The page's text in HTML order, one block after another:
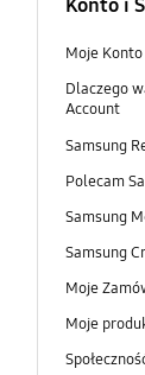
Moje Konto
Dlaczego
Account
Samsung
Polecam
Samsung
Samsung
Moje
Moje